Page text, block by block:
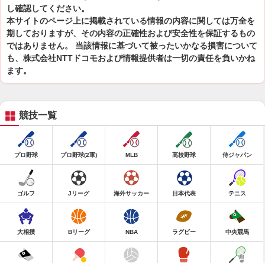
し確認してください。
本サイトのページ上に掲載されている情報の内容に関しては万全を
期しておりますが、その内容の正確性および安全性を保証するもの
ではありません。 当該情報に基づいて被ったいかなる損害について
も、株式会社NTTドコモおよび情報提供者は一切の責任を負いかね
ます。
競技一覧
プロ野球 プロ野球(2軍) MLB 高校野球 侍ジャパン
ゴルフ Jリーグ 海外サッカー 日本代表 テニス
大相撲 Bリーグ NBA ラグビー 中央競馬